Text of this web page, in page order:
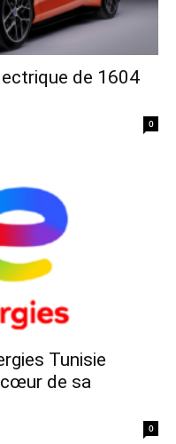
de 1604
0
Tunisie
de sa
0